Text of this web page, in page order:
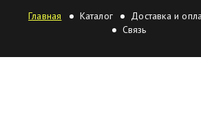
Главная Каталог Доставка и
Связь